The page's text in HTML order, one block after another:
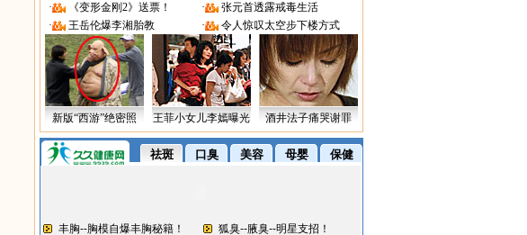
·
《变形金刚2》送票！ ·
张元首透露戒毒生活
·
王岳伦爆李湘胎教 · 令人惊叹太空步下楼方式
新版“西游”绝密照 王菲小女儿李嫣曝光 酒井法子痛哭谢罪